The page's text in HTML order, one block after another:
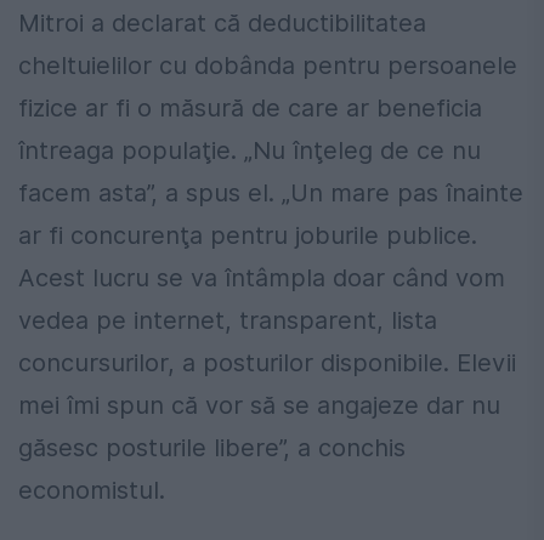
Mitroi a declarat că deductibilitatea
cheltuielilor cu dobânda pentru persoanele
fizice ar fi o măsură de care ar beneficia
întreaga populaţie. „Nu înţeleg de ce nu
facem asta”, a spus el. „Un mare pas înainte
ar fi concurenţa pentru joburile publice.
Acest lucru se va întâmpla doar când vom
vedea pe internet, transparent, lista
concursurilor, a posturilor disponibile. Elevii
mei îmi spun că vor să se angajeze dar nu
găsesc posturile libere”, a conchis
economistul.